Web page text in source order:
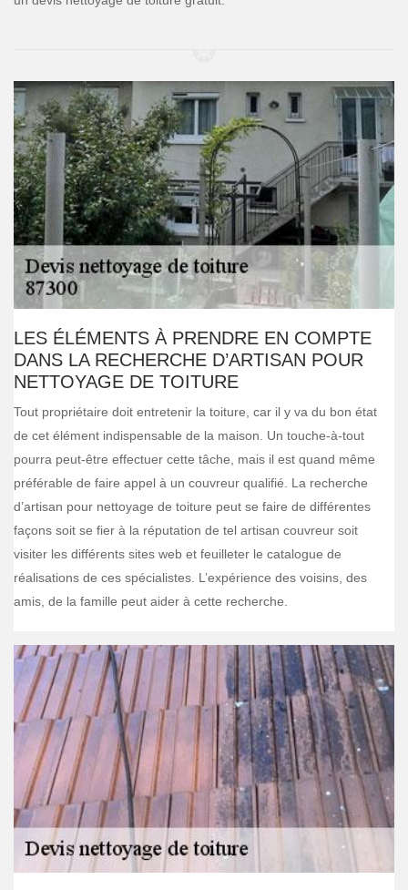
LES ÉLÉMENTS À PRENDRE EN COMPTE
DANS LA RECHERCHE D’ARTISAN POUR
NETTOYAGE DE TOITURE
Tout propriétaire doit entretenir la toiture, car il y va du bon état
de cet élément indispensable de la maison. Un touche-à-tout
pourra peut-être effectuer cette tâche, mais il est quand même
préférable de faire appel à un couvreur qualifié. La recherche
d’artisan pour nettoyage de toiture peut se faire de différentes
façons soit se fier à la réputation de tel artisan couvreur soit
visiter les différents sites web et feuilleter le catalogue de
réalisations de ces spécialistes. L’expérience des voisins, des
amis, de la famille peut aider à cette recherche.